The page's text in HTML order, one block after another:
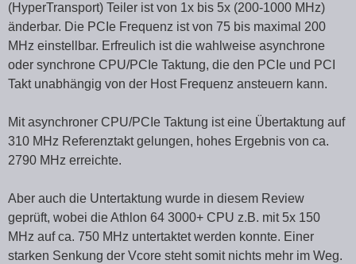
(HyperTransport) Teiler ist von 1x bis 5x (200-1000 MHz)
änderbar. Die PCIe Frequenz ist von 75 bis maximal 200
MHz einstellbar. Erfreulich ist die wahlweise asynchrone
oder synchrone CPU/PCIe Taktung, die den PCIe und PCI
Takt unabhängig von der Host Frequenz ansteuern kann.
Mit asynchroner CPU/PCIe Taktung ist eine Übertaktung auf
310 MHz Referenztakt gelungen, hohes Ergebnis von ca.
2790 MHz erreichte.
Aber auch die Untertaktung wurde in diesem Review
geprüft, wobei die Athlon 64 3000+ CPU z.B. mit 5x 150
MHz auf ca. 750 MHz untertaktet werden konnte. Einer
starken Senkung der Vcore steht somit nichts mehr im Weg.